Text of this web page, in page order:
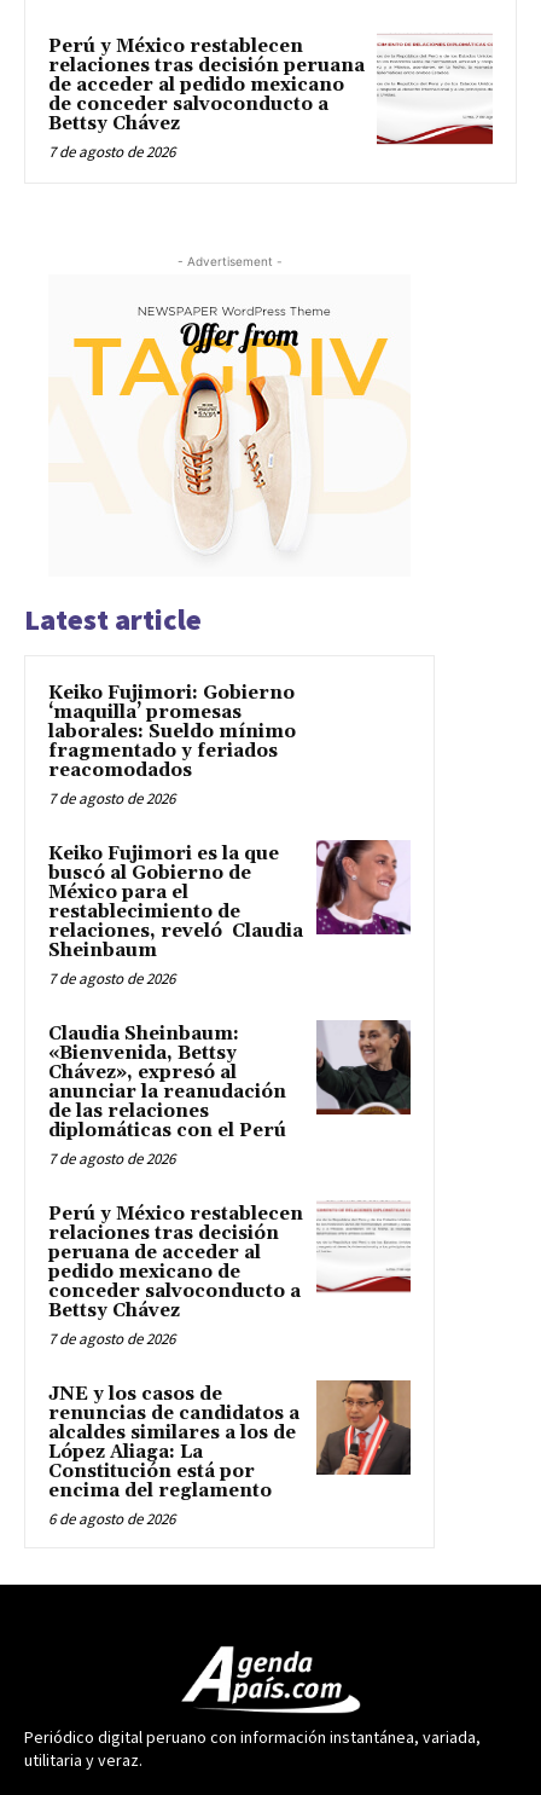
Perú y México restablecen
relaciones tras decisión peruana
de acceder al pedido mexicano
de conceder salvoconducto a
Bettsy Chávez
7 de agosto de 2026
- Advertisement -
Latest article
Keiko Fujimori: Gobierno
‘maquilla’ promesas
laborales: Sueldo mínimo
fragmentado y feriados
reacomodados
7 de agosto de 2026
Keiko Fujimori es la que
buscó al Gobierno de
México para el
restablecimiento de
relaciones, reveló Claudia
Sheinbaum
7 de agosto de 2026
Claudia Sheinbaum:
«Bienvenida, Bettsy
Chávez», expresó al
anunciar la reanudación
de las relaciones
diplomáticas con el Perú
7 de agosto de 2026
Perú y México restablecen
relaciones tras decisión
peruana de acceder al
pedido mexicano de
conceder salvoconducto a
Bettsy Chávez
7 de agosto de 2026
JNE y los casos de
renuncias de candidatos a
alcaldes similares a los de
López Aliaga: La
Constitución está por
encima del reglamento
6 de agosto de 2026
Periódico digital peruano con información instantánea, variada,
utilitaria y veraz.